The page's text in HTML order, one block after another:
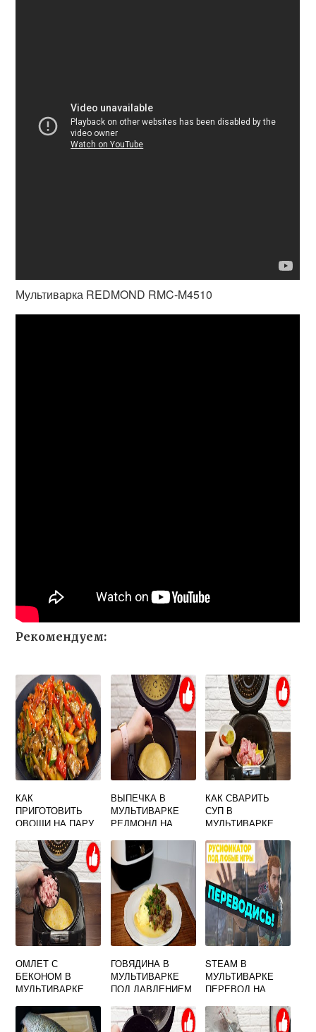
Мультиварка REDMOND RMC-M4510
Рекомендуем:
КАК
ПРИГОТОВИТЬ
ОВОЩИ НА ПАРУ
И МУЛЬТИВАРКИ
ВЫПЕЧКА В
МУЛЬТИВАРКЕ
РЕДМОНД НА
КАК СВАРИТЬ
СУП В
МУЛЬТИВАРКЕ
TMH181
ОМЛЕТ С
БЕКОНОМ В
МУЛЬТИВАРКЕ
ГОВЯДИНА В
МУЛЬТИВАРКЕ
ПОД ДАВЛЕНИЕМ
STEAM В
МУЛЬТИВАРКЕ
ПЕРЕВОД НА